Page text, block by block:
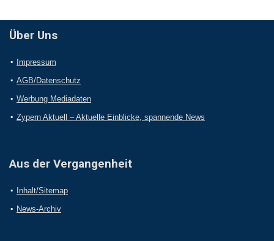
Über Uns
Impressum
AGB/Datenschutz
Werbung Mediadaten
Zypern Aktuell – Aktuelle Einblicke, spannende News
Aus der Vergangenheit
Inhalt/Sitemap
News-Archiv